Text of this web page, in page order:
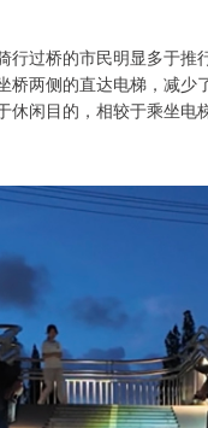
过桥的市民明显多于
两侧的直达电梯，减
闲目的，相较于乘坐